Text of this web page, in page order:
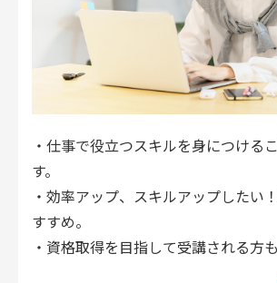
・仕事で役立つスキルを身につける
す。
・効率アップ、スキルアップしたい
すすめ。
・資格取得を目指して受講される方も